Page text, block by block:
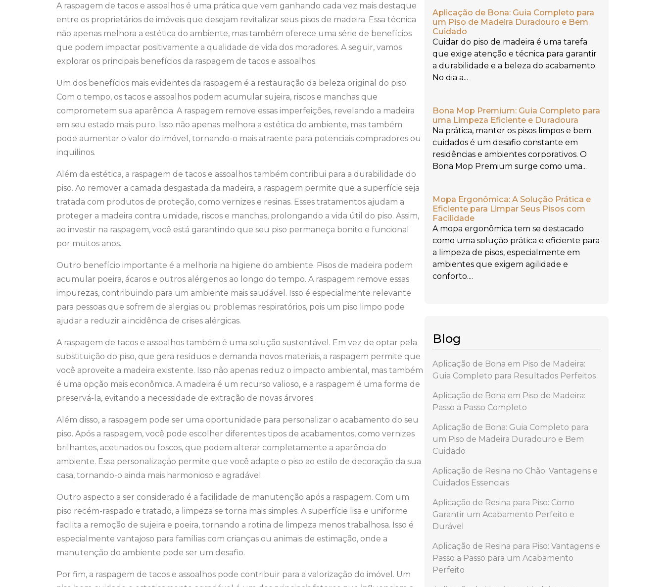
A raspagem de tacos e assoalhos é uma prática que vem ganhando cada vez mais destaque
entre os proprietários de imóveis que desejam revitalizar seus pisos de madeira. Essa técnica
não apenas melhora a estética do ambiente, mas também oferece uma série de benefícios
que podem impactar positivamente a qualidade de vida dos moradores. A seguir, vamos
explorar os principais benefícios da raspagem de tacos e assoalhos.
Um dos benefícios mais evidentes da raspagem é a restauração da beleza original do piso.
Com o tempo, os tacos e assoalhos podem acumular sujeira, riscos e manchas que
comprometem sua aparência. A raspagem remove essas imperfeições, revelando a madeira
em seu estado mais puro. Isso não apenas melhora a estética do ambiente, mas também
pode aumentar o valor do imóvel, tornando-o mais atraente para potenciais compradores ou
inquilinos.
Além da estética, a raspagem de tacos e assoalhos também contribui para a durabilidade do
piso. Ao remover a camada desgastada da madeira, a raspagem permite que a superfície seja
tratada com produtos de proteção, como vernizes e resinas. Esses tratamentos ajudam a
proteger a madeira contra umidade, riscos e manchas, prolongando a vida útil do piso. Assim,
ao investir na raspagem, você está garantindo que seu piso permaneça bonito e funcional
por muitos anos.
Outro benefício importante é a melhoria na higiene do ambiente. Pisos de madeira podem
acumular poeira, ácaros e outros alérgenos ao longo do tempo. A raspagem remove essas
impurezas, contribuindo para um ambiente mais saudável. Isso é especialmente relevante
para pessoas que sofrem de alergias ou problemas respiratórios, pois um piso limpo pode
ajudar a reduzir a incidência de crises alérgicas.
A raspagem de tacos e assoalhos também é uma solução sustentável. Em vez de optar pela
substituição do piso, que gera resíduos e demanda novos materiais, a raspagem permite que
você aproveite a madeira existente. Isso não apenas reduz o impacto ambiental, mas também
é uma opção mais econômica. A madeira é um recurso valioso, e a raspagem é uma forma de
preservá-la, evitando a necessidade de extração de novas árvores.
Além disso, a raspagem pode ser uma oportunidade para personalizar o acabamento do seu
piso. Após a raspagem, você pode escolher diferentes tipos de acabamentos, como vernizes
brilhantes, acetinados ou foscos, que podem alterar completamente a aparência do
ambiente. Essa personalização permite que você adapte o piso ao estilo de decoração da sua
casa, tornando-o ainda mais harmonioso e agradável.
Outro aspecto a ser considerado é a facilidade de manutenção após a raspagem. Com um
piso recém-raspado e tratado, a limpeza se torna mais simples. A superfície lisa e uniforme
facilita a remoção de sujeira e poeira, tornando a rotina de limpeza menos trabalhosa. Isso é
especialmente vantajoso para famílias com crianças ou animais de estimação, onde a
manutenção do ambiente pode ser um desafio.
Por fim, a raspagem de tacos e assoalhos pode contribuir para a valorização do imóvel. Um
Aplicação de Bona: Guia Completo para
um Piso de Madeira Duradouro e Bem
Cuidado
Cuidar do piso de madeira é uma tarefa
que exige atenção e técnica para garantir
a durabilidade e a beleza do acabamento.
No dia a...
Bona Mop Premium: Guia Completo para
uma Limpeza Eficiente e Duradoura
Na prática, manter os pisos limpos e bem
cuidados é um desafio constante em
residências e ambientes corporativos. O
Bona Mop Premium surge como uma...
Mopa Ergonômica: A Solução Prática e
Eficiente para Limpar Seus Pisos com
Facilidade
A mopa ergonômica tem se destacado
como uma solução prática e eficiente para
a limpeza de pisos, especialmente em
ambientes que exigem agilidade e
conforto....
Blog
Aplicação de Bona em Piso de Madeira:
Guia Completo para Resultados Perfeitos
Aplicação de Bona em Piso de Madeira:
Passo a Passo Completo
Aplicação de Bona: Guia Completo para
um Piso de Madeira Duradouro e Bem
Cuidado
Aplicação de Resina no Chão: Vantagens e
Cuidados Essenciais
Aplicação de Resina para Piso: Como
Garantir um Acabamento Perfeito e
Durável
Aplicação de Resina para Piso: Vantagens e
Passo a Passo para um Acabamento
Perfeito